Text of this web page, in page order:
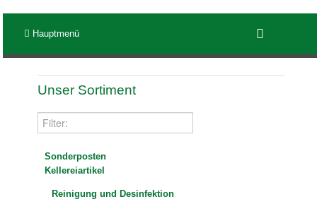
Hauptmenü
Unser Sortiment
Sonderposten
Kellereiartikel
Reinigung und Desinfektion